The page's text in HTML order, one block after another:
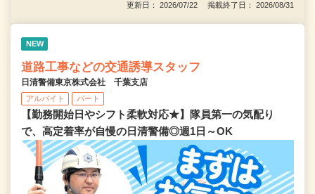
更新日： 2026/07/22 掲載終了日： 2026/08/31
NEW
道路工事などの交通誘導スタッフ
日清警備東京株式会社 千葉支店
アルバイト パート
【勤務開始日やシフト柔軟対応★】隊員第一の気配り
で、高定着率が自慢の日清警備◎週1日～OK